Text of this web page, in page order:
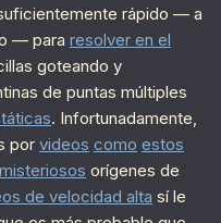
rápido — a
— para resolver en el
goteando y
de puntas múltiples
. Infortunadamente,
por videos como estos
misteriosos orígenes de
de velocidad alta sí le